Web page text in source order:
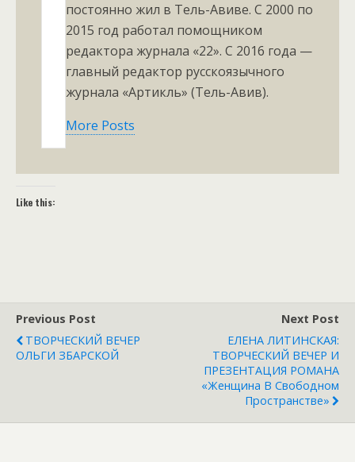
постоянно жил в Тель-Авиве. С 2000 по
2015 год работал помощником
редактора журнала «22». С 2016 года —
главный редактор русскоязычного
журнала «Артикль» (Тель-Авив).
More Posts
Like this:
Previous Post
ТВОРЧЕСКИЙ ВЕЧЕР
ОЛЬГИ ЗБАРСКОЙ
Next Post
ЕЛЕНА ЛИТИНСКАЯ:
ТВОРЧЕСКИЙ ВЕЧЕР И
ПРЕЗЕНТАЦИЯ РОМАНА
«Женщина В Свободном
Пространстве»